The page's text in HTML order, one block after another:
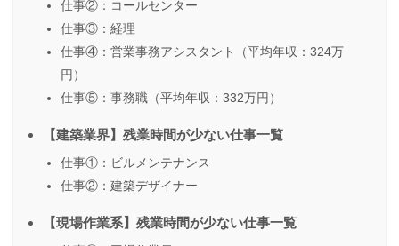
仕事②：コールセンター
仕事③：経理
仕事④：営業事務アシスタント（平均年収：324万
円）
仕事⑤：事務職（平均年収：332万円）
【建築業界】残業時間が少ない仕事一覧
仕事①：ビルメンテナンス
仕事②：建築デザイナー
【現場作業系】残業時間が少ない仕事一覧